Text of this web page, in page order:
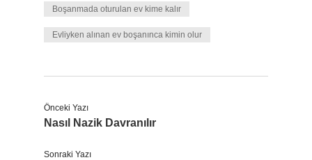
Boşanmada oturulan ev kime kalır
Evliyken alınan ev boşanınca kimin olur
Önceki Yazı
Nasıl Nazik Davranılır
Sonraki Yazı